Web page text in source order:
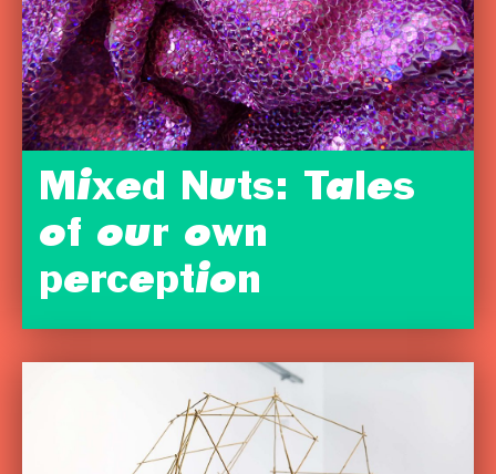
Mixed Nuts: Tales
of our own
perception